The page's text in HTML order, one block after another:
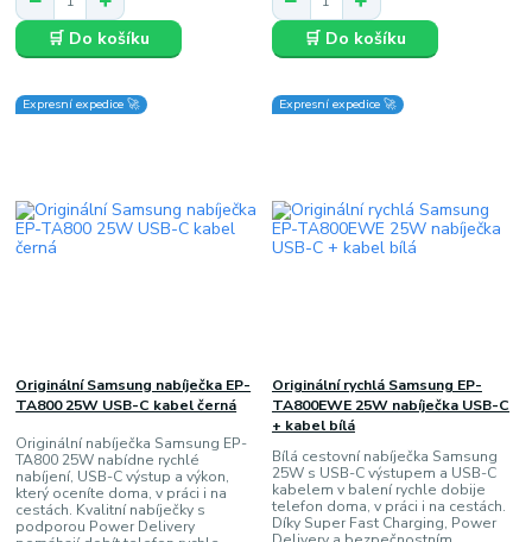
🛒 Do košíku 🛒 Do košíku
Expresní expedice 🚀
Originální Samsung nabíječka EP-
TA800 25W USB-C kabel černá
Originální nabíječka Samsung EP-
TA800 25W nabídne rychlé
nabíjení, USB-C výstup a výkon,
který oceníte doma, v práci i na
cestách. Kvalitní nabíječky s
podporou Power Delivery
Expresní expedice 🚀
Originální rychlá Samsung EP-
TA800EWE 25W nabíječka USB-C
+ kabel bílá
Bílá cestovní nabíječka Samsung
25W s USB-C výstupem a USB-C
kabelem v balení rychle dobije
telefon doma, v práci i na cestách.
Díky Super Fast Charging, Power